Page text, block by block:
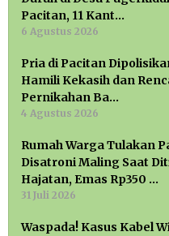
Pacitan, 11 Kant…
6 Agustus 2026
Pria di Pacitan
Hamili Kekasih dan
Pernikahan Ba…
4 Agustus 2026
Rumah Warga Tulakan
Disatroni Maling Saat
Hajatan, Emas Rp350 …
31 Juli 2026
Waspada! Kasus Kabel